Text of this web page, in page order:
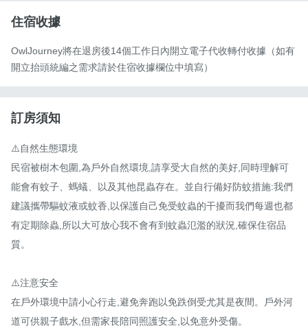
住宿收據
OwlJourney將在退房後14個工作日內開立電子代收轉付收據（如有
開立抬頭統編之需求請於住宿收據欄位中填寫）
訂房須知
⚠️自然生態環境
民宿被樹木包圍,為戶外自然環境,請享受大自然的美好,同時理解可
能會有蚊子、螞蟻、以及其他昆蟲存在。並自行備好防蚊措施:我們
建議攜帶驅蚊液或蚊香,以保護自己免受蚊蟲的干擾而我們每週也都
有定期除蟲,所以大可放心我不會有到蚊蟲氾濫的狀況,確保住宿品
質。
⚠️注意安全
在戶外環境中請小心行走,避免奔跑以免跌倒受尤其是夜間。戶外河
道可供親子戲水,但需家長陪同照護安全,以免意外受傷。